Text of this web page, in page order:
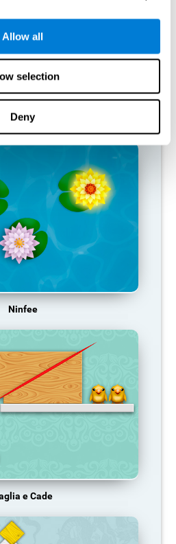
Allow all
selection
Deny
modo, se non si utilizza
il cervello non apporta risorse
cognitiva, rendendoci meno
Ninfee
e Cade